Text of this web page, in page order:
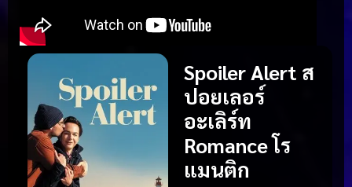
Spoiler Alert ส
ปอยเลอร์
อะเลิร์ท
Romance โร
แมนติก